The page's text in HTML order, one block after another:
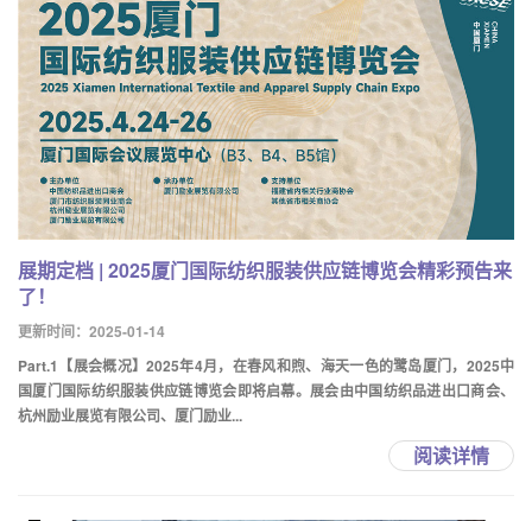
展期定档 | 2025厦门国际纺织服装供应链博览会精彩预告来
了！
更新时间：2025-01-14
Part.1【展会概况】2025年4月，在春风和煦、海天一色的鹭岛厦门，2025中
国厦门国际纺织服装供应链博览会即将启幕。展会由中国纺织品进出口商会、
杭州励业展览有限公司、厦门励业...
阅读详情